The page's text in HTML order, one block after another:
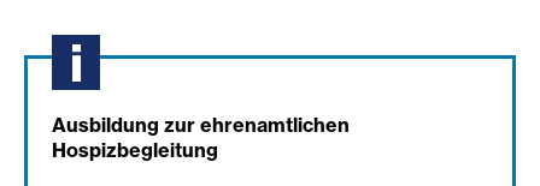
Ausbildung zur ehrenamtlichen
Hospizbegleitung